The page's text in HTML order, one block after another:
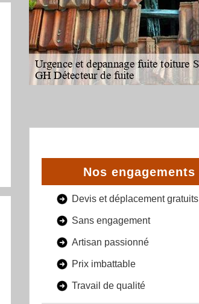
Nos engagements
Devis et déplacement gratuits
Sans engagement
Artisan passionné
Prix imbattable
Travail de qualité